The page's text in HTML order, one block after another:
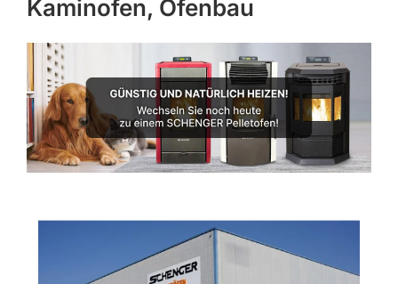
PROFIL
WARENKORB
PRODUCTS
SEARCH
Kaminofen, Ofenbau